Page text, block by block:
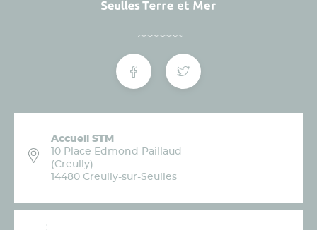
Accueil STM
10 Place Edmond Paillaud
(Creully)
14480 Creully-sur-Seulles